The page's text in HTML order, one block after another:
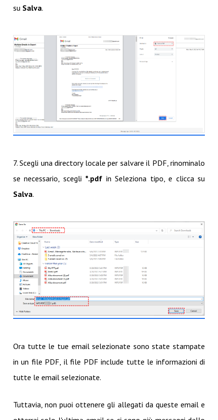
su Salva.
7. Scegli una directory locale per salvare il PDF, rinominalo
se necessario, scegli *.pdf in Seleziona tipo, e clicca su
Salva.
Ora tutte le tue email selezionate sono state stampate
in un file PDF, il file PDF include tutte le informazioni di
tutte le email selezionate.
Tuttavia, non puoi ottenere gli allegati da queste email e